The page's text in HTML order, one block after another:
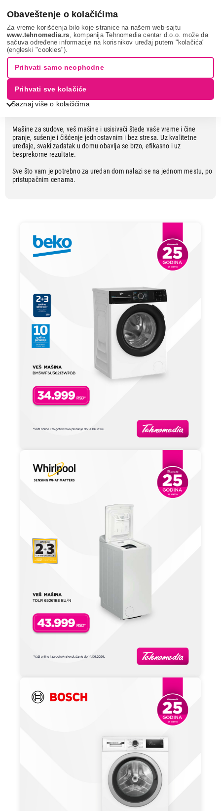
Obaveštenje o kolačićima
Za vreme korišćenja bilo koje stranice na našem web-sajtu
www.tehnomedia.rs , kompanija Tehnomedia centar d.o.o. može da
sačuva određene informacije na korisnikov uređaj putem "kolačića"
(engleski "cookies").
Saznaj više o kolačićima
Prihvati samo neophodne
Prihvati sve kolačiće
Da vaš dom uvek blista od čistoće
Sve za uredan i čist dom
Vaš dom će uvek blistati od čistoće uz pouzdane uređaje koji
Mašine za sudove, veš mašine i usisivači štede vaše vreme i čine
pranje, sušenje i čišćenje jednostavnim i bez stresa. Uz kvalitetne
uređaje, svaki zadatak u domu obavlja se brzo, efikasno i uz
besprekorne rezultate.
Sve što vam je potrebno za uredan dom nalazi se na jednom mestu, po
pristupačnim cenama.